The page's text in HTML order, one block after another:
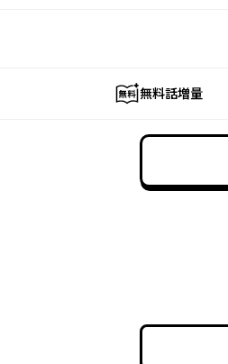
無料話増量